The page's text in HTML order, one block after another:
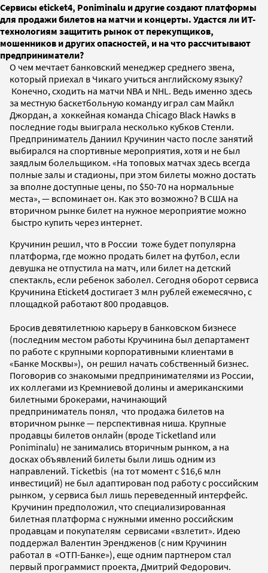
Сервисы eticket4, Poniminalu и другие создают платформы
для продажи билетов на матчи и концерты. Удастся ли ИТ-
технологиям защитить рынок от перекупщиков,
мошенников и других опасностей, и на что рассчитывают
предприниматели?
О чем мечтает банковский менеджер среднего звена,
который приехал в Чикаго учиться английскому языку?
Конечно, сходить на матчи NBA и NHL. Ведь именно здесь
за местную баскетбольную команду играл сам Майкл
Джордан, а хоккейная команда Chicago Black Hawks в
последние годы выиграла несколько кубков Стенли.
Предприниматель Даниил Кручинин часто после занятий
выбирался на спортивные мероприятия, хотя и не был
заядлым болельщиком. «На топовых матчах здесь всегда
полные залы и стадионы, при этом билеты можно достать
за вполне доступные цены, по $50-70 на нормальные
места», — вспоминает он. Как это возможно? В США на
вторичном рынке билет на нужное мероприятие можно
быстро купить через интернет.
Кручинин решил, что в России тоже будет популярна
платформа, где можно продать билет на футбол, если
девушка не отпустила на матч, или билет на детский
спектакль, если ребенок заболел. Сегодня оборот сервиса
Кручинина Eticket4 достигает 3 млн рублей ежемесячно, с
площадкой работают 800 продавцов.
Бросив девятилетнюю карьеру в банковском бизнесе
(последним местом работы Кручинина был департамент
по работе с крупными корпоративными клиентами в
«Банке Москвы»), он решил начать собственный бизнес.
Поговорив со знакомыми предпринимателями из России,
их коллегами из Кремниевой долины и американскими
билетными брокерами, начинающий
предприниматель понял, что продажа билетов на
вторичном рынке — перспективная ниша. Крупные
продавцы билетов онлайн (вроде Ticketland или
Poniminalu) не занимались вторичным рынком, а на
досках объявлений билеты были лишь одним из
направлений. Ticketbis (на тот момент с $16,6 млн
инвестиций) не был адаптирован под работу с российским
рынком, у сервиса был лишь переведенный интерфейс.
Кручинин предположил, что специализированная
билетная платформа с нужными именно российским
продавцам и покупателям сервисами «взлетит». Идею
поддержал Валентин Эрендженов (с ним Кручинин
работал в «ОТП-Банке»), еще одним партнером стал
первый программист проекта, Дмитрий Федорович.